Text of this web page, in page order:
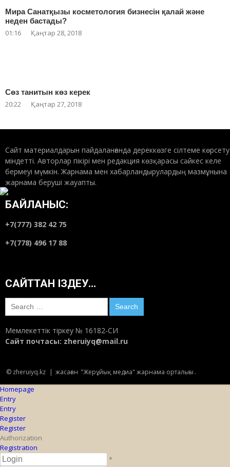
Мира Санатқызы косметология бизнесін қалай және
неден бастады?
01:16 Қаңтар 28, 2018
Сөз танитын көз керек
20:22 Қаңтар 27, 2018
Сайт материалдарын пайдаланғанда дереккөзге сілтеме көрсету
міндетті. Авторлар пікірі мен редакция көзқарасы сәйкес келе
бермеуі мүмкін. Жарнама мен хабарландырулардың мазмұнына
жарнама беруші жауапты.
БАЙЛАНЫС:
+7(777) 382 42 75
+7(778) 496 17 88
САЙТТАН ІЗДЕУ…
Search
for:
Мемлекеттік тіркеу № 16182-СИ
Сайт почтасы: zheruiyq@mail.ru
© zheruiyq.kz | жасаған "Жерұйық медиа" жарнама орталығы .
Homepage
Entry
Entry
Register
Register
Authorization
Registration
*